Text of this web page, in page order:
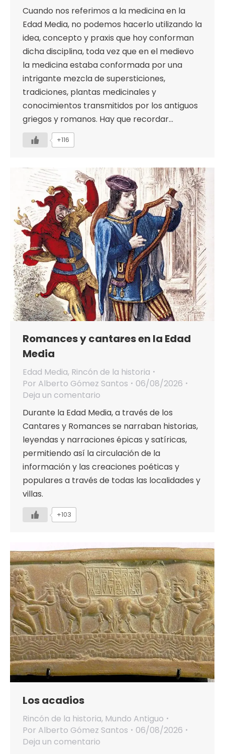
Cuando nos referimos a la medicina en la
Edad Media, no podemos hacerlo utilizando la
idea, concepto y praxis que hoy conforman
dicha disciplina, toda vez que en el medievo
la medicina estaba conformada por una
intrigante mezcla de supersticiones,
tradiciones, plantas medicinales y
conocimientos transmitidos por los antiguos
griegos y romanos. Hay que recordar…
+116
Romances y cantares en la Edad
Media
Edad Media, Rincón de la historia
Por Alberto Gómez Santos
06/08/2026
Deja un comentario
Durante la Edad Media, a través de los
Cantares y Romances se narraban historias,
leyendas y narraciones épicas y satíricas,
permitiendo así la circulación de la
información y las creaciones poéticas y
populares a través de todas las localidades y
villas.
+103
Los acadios
Rincón de la historia, Mundo Antiguo
Por Alberto Gómez Santos
06/08/2026
Deja un comentario